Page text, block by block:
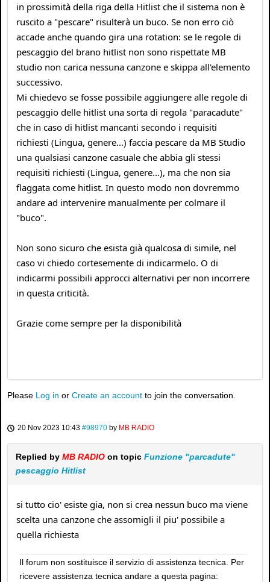
in prossimità della riga della Hitlist che il sistema non è
ruscito a "pescare" risulterà un buco. Se non erro ciò
accade anche quando gira una rotation: se le regole di
pescaggio del brano hitlist non sono rispettate MB
studio non carica nessuna canzone e skippa all'elemento
successivo.
Mi chiedevo se fosse possibile aggiungere alle regole di
pescaggio delle hitlist una sorta di regola "paracadute"
che in caso di hitlist mancanti secondo i requisiti
richiesti (Lingua, genere...) faccia pescare da MB Studio
una qualsiasi canzone casuale che abbia gli stessi
requisiti richiesti (Lingua, genere...), ma che non sia
flaggata come hitlist. In questo modo non dovremmo
andare ad intervenire manualmente per colmare il
"buco".
Non sono sicuro che esista già qualcosa di simile, nel
caso vi chiedo cortesemente di indicarmelo. O di
indicarmi possibili approcci alternativi per non incorrere
in questa criticità.
Grazie come sempre per la disponibilità
Please Log in or Create an account to join the conversation.
20 Nov 2023 10:43 #98970 by MB RADIO
Replied by MB RADIO on topic Funzione "parcadute"
pescaggio Hitlist
si tutto cio' esiste gia, non si crea nessun buco ma viene
scelta una canzone che assomigli il piu' possibile a
quella richiesta
Il forum non sostituisce il servizio di assistenza tecnica. Per
ricevere assistenza tecnica andare a questa pagina: